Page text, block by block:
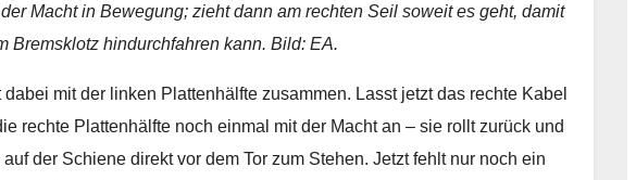
Macht in Bewegung; zieht dann am rechten Seil soweit es geht, damit
Bremsklotz hindurchfahren kann. Bild: EA.
mit der linken Plattenhälfte zusammen. Lasst jetzt das rechte Kabel
rechte Plattenhälfte noch einmal mit der Macht an – sie rollt zurück und
der Schiene direkt vor dem Tor zum Stehen. Jetzt fehlt nur noch ein